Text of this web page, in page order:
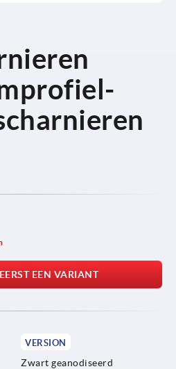
EEN VARIANT
VERSION
Zwart geanodiseerd